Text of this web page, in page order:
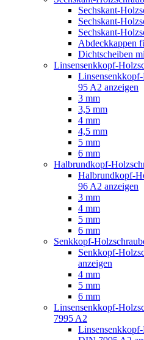
Sechskant-
Sechskant-
Sechskant-
Abdeckkappen
Dichtscheiben
Linsensenkkopf-
95 A2 anzeigen
3 mm
3,5 mm
4 mm
4,5 mm
5 mm
6 mm
Halbrundkopf-
Halbrundkopf-
96 A2 anzeigen
3 mm
4 mm
5 mm
6 mm
Senkkopf-
Senkkopf-
anzeigen
4 mm
5 mm
6 mm
Linsensenkkopf-
7995 A2